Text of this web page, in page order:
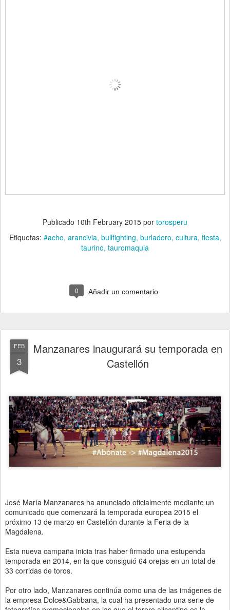
Publicado 10th February 2015 por torosperu
Etiquetas: #acho arancivia bullfighting burladero cultura fiesta
taurino tauromaquia
0 Añadir un comentario
FEB
3
Manzanares inaugurará su temporada en
Castellón
José María Manzanares ha anunciado oficialmente mediante un
comunicado que comenzará la temporada europea 2015 el
próximo 13 de marzo en Castellón durante la Feria de la
Magdalena.
Esta nueva campaña inicia tras haber firmado una estupenda
temporada en 2014, en la que consiguió 64 orejas en un total de
33 corridas de toros.
Por otro lado, Manzanares continúa como una de las imágenes de
la empresa Dolce&Gabbana, la cual ha presentado una serie de